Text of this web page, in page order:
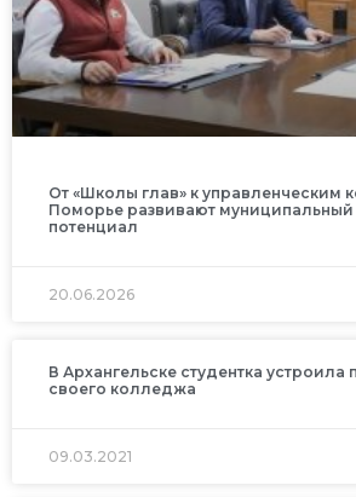
От «Школы глав» к управленческим
Поморье развивают
потенциал
20.06.2026
В Архангельске студентка устроила
своего колледжа
09.03.2021